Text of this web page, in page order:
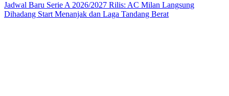
Jadwal Baru Serie A 2026/2027 Rilis: AC Milan Langsung
Dihadang Start Menanjak dan Laga Tandang Berat